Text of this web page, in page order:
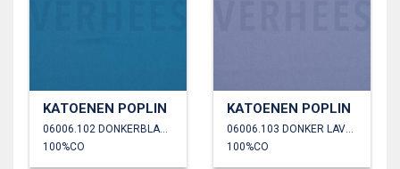
KATOENEN POPLIN
06006.102 DONKERBLAUW
100%CO
KATOENEN POPLIN
06006.103 DONKER LAVENDEL
100%CO